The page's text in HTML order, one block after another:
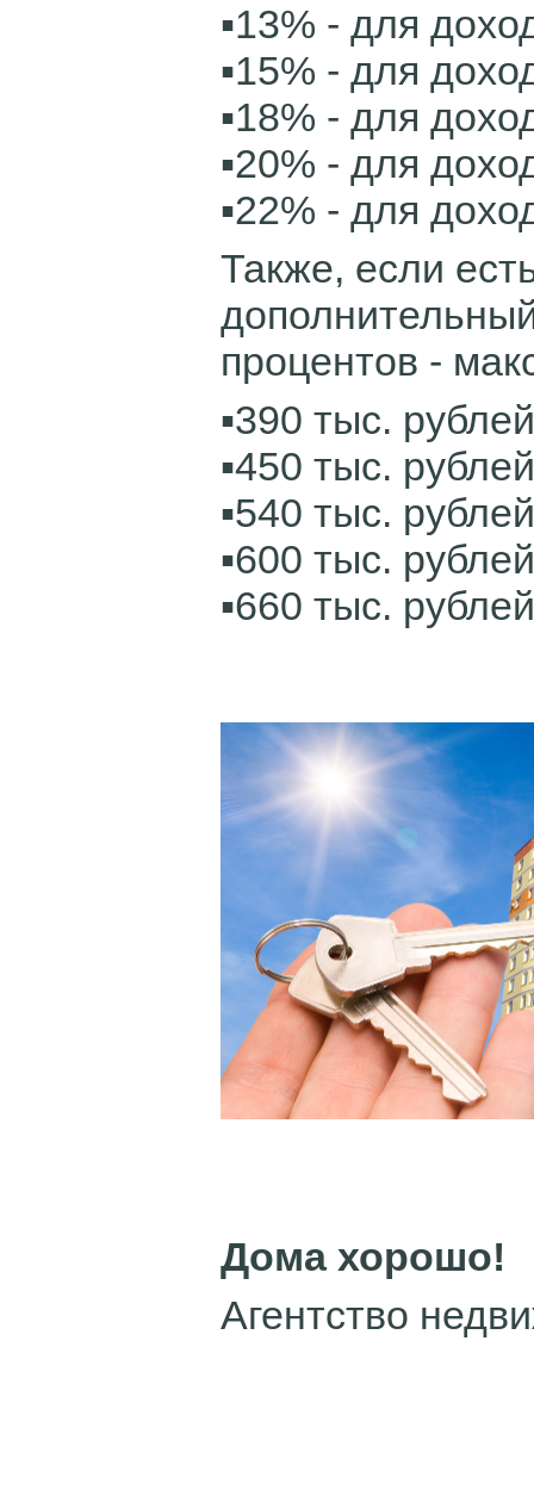
▪️13% - для
▪️15% - для
▪️18% - для
▪️20% - для
▪️22% - для
Также, если
процентов -
▪️390 тыс.
▪️450 тыс.
▪️540 тыс.
▪️600 тыс.
▪️660 тыс.
Дома хорошо!
Агентство